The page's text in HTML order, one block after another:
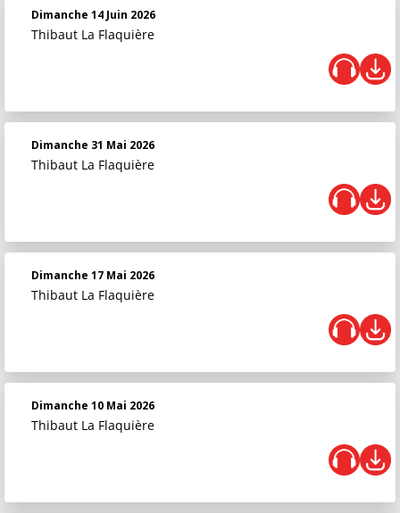
Dimanche 14 Juin 2026
Thibaut La Flaquière
Dimanche 31 Mai 2026
Thibaut La Flaquière
Dimanche 17 Mai 2026
Thibaut La Flaquière
Dimanche 10 Mai 2026
Thibaut La Flaquière